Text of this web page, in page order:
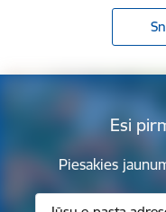
Esi
Piesakies